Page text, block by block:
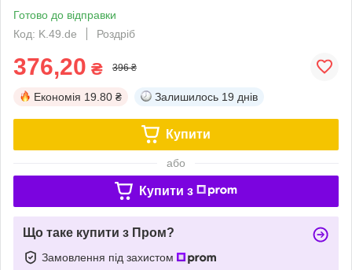
Готово до відправки
Код: K.49.de
Роздріб
376,20 ₴ 396 ₴
Економія 19.80 ₴ Залишилось 19 днів
Купити
або
Купити з
Що таке купити з Пром?
Замовлення під захистом